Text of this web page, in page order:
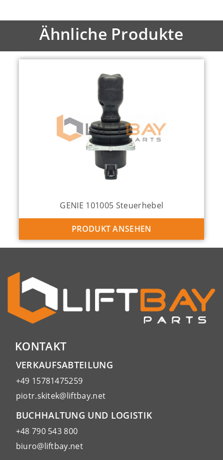
Ähnliche Produkte
GENIE 101005 Steuerhebel
PRODUKT ANSEHEN
KONTAKT
VERKAUFSABTEILUNG
+49 15781475259
piotr.skitek@liftbay.net
BUCHHALTUNG UND LOGISTIK
+48 790 543 800
biuro@liftbay.net